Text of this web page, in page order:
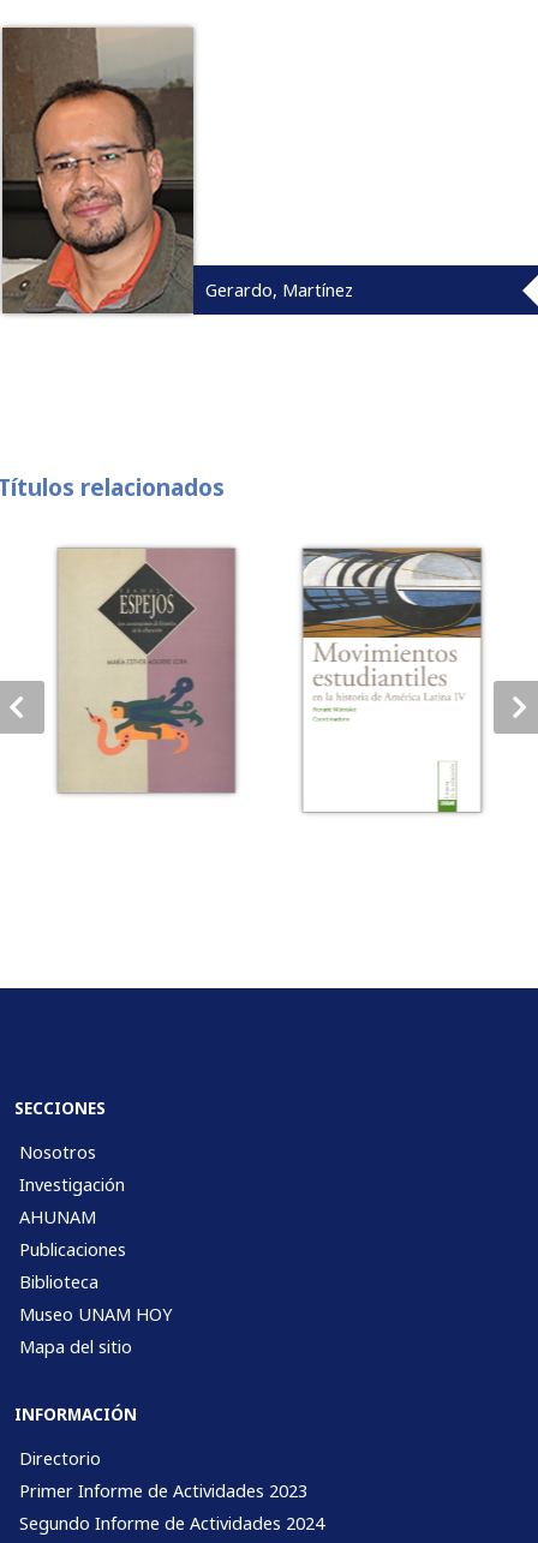
Gerardo, Martínez
relacionados
SECCIONES
Nosotros
Investigación
AHUNAM
Publicaciones
Biblioteca
Museo UNAM HOY
Mapa del sitio
INFORMACIÓN
Directorio
Primer Informe de Actividades 2023
Segundo Informe de Actividades 2024